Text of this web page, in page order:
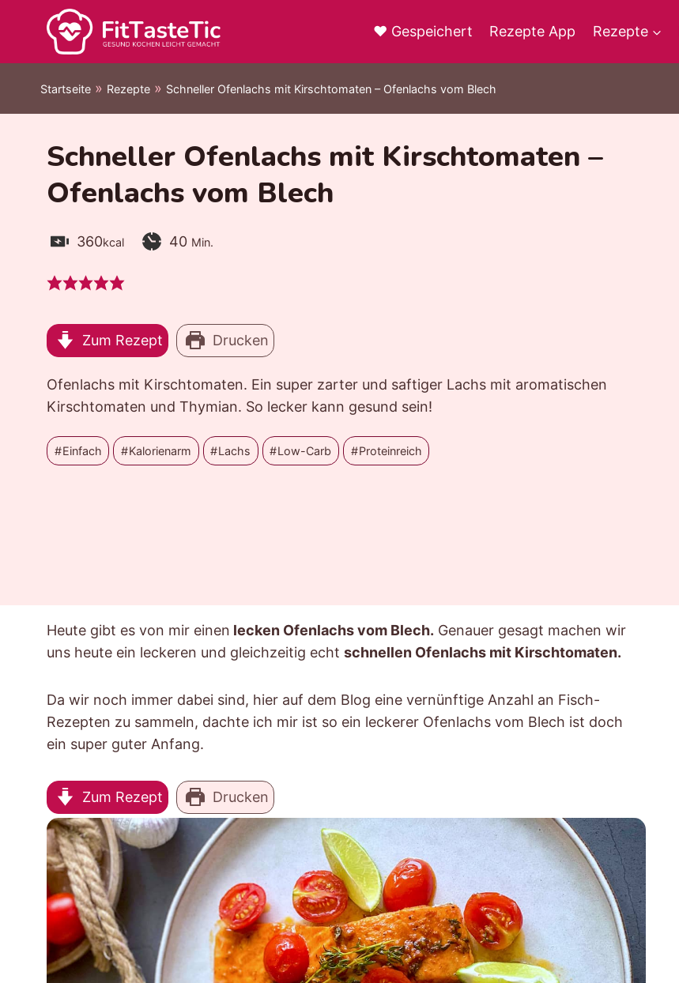
springen
♥ Gespeichert Rezepte App Rezepte
Startseite » Rezepte » Schneller Ofenlachs mit Kirschtomaten – Ofenlachs vom Blech
Schneller Ofenlachs mit Kirschtomaten –
Ofenlachs vom Blech
Kalorien:
360kcal Zubereitungszeit:
40Minuten
Min.
Zum Rezept Drucken
Ofenlachs mit Kirschtomaten. Ein super zarter und saftiger Lachs mit aromatischen
Kirschtomaten und Thymian. So lecker kann gesund sein!
Einfach Kalorienarm Lachs Low-Carb Proteinreich
Heute gibt es von mir einen lecken Ofenlachs vom Blech. Genauer gesagt machen wir
uns heute ein leckeren und gleichzeitig echt schnellen Ofenlachs mit Kirschtomaten.
Da wir noch immer dabei sind, hier auf dem Blog eine vernünftige Anzahl an Fisch-
Rezepten zu sammeln, dachte ich mir ist so ein leckerer Ofenlachs vom Blech ist doch
ein super guter Anfang.
Zum Rezept Drucken